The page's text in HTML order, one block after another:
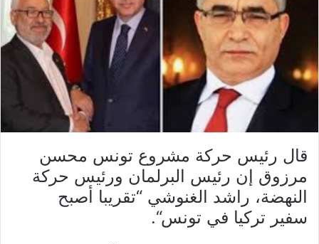
قال رئيس حركة مشروع تونس محسن
مرزوق إن رئيس البرلمان ورئيس حركة
النهضة، راشد الغنوشي “تقريبا أصبح
سفير تركيا في تونس“.